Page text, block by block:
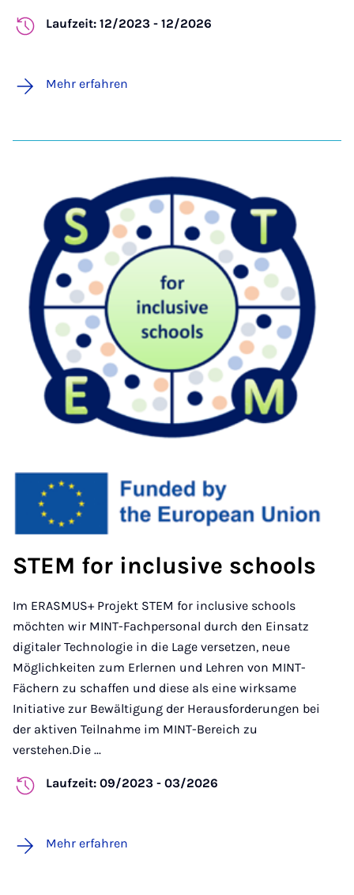
Laufzeit: 12/2023 - 12/2026
Mehr erfahren
STEM for inclusive schools
Im ERASMUS+ Projekt STEM for inclusive schools
möchten wir MINT-Fachpersonal durch den Einsatz
digitaler Technologie in die Lage versetzen, neue
Möglichkeiten zum Erlernen und Lehren von MINT-
Fächern zu schaffen und diese als eine wirksame
Initiative zur Bewältigung der Herausforderungen bei
der aktiven Teilnahme im MINT-Bereich zu
verstehen.Die ...
Laufzeit: 09/2023 - 03/2026
Mehr erfahren